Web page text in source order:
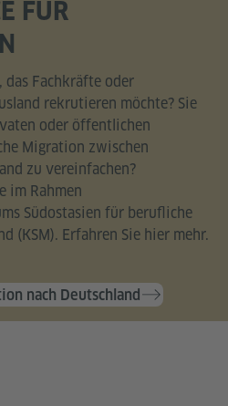
FÜR
das Fachkräfte oder
rekrutieren möchte? Sie
oder öffentlichen
Migration zwischen
zu vereinfachen?
im Rahmen
Südostasien für berufliche
(KSM). Erfahren Sie hier mehr.
nach Deutschland